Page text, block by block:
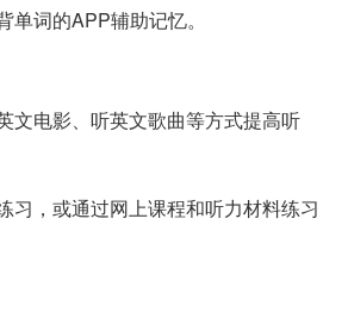
单词的APP辅助记忆。
文电影、听英文歌曲等方式提高听
习，或通过网上课程和听力材料练习